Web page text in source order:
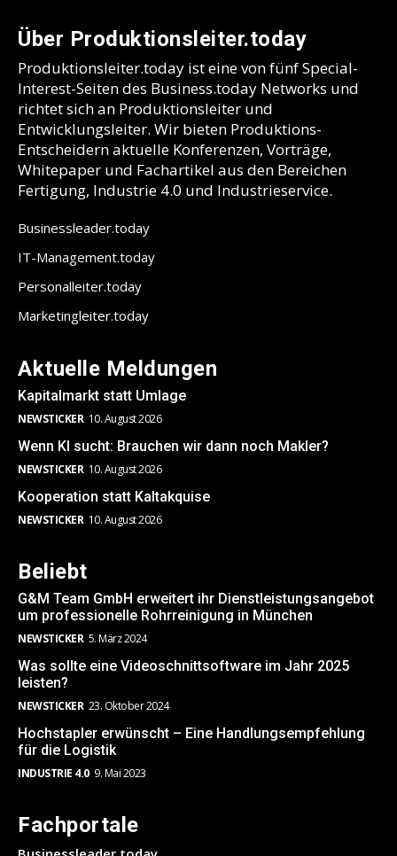
Über Produktionsleiter.today
Produktionsleiter.today ist eine von fünf Special-
Interest-Seiten des Business.today Networks und
richtet sich an Produktionsleiter und
Entwicklungsleiter. Wir bieten Produktions-
Entscheidern aktuelle Konferenzen, Vorträge,
Whitepaper und Fachartikel aus den Bereichen
Fertigung, Industrie 4.0 und Industrieservice.
Businessleader.today
IT-Management.today
Personalleiter.today
Marketingleiter.today
Aktuelle Meldungen
Kapitalmarkt statt Umlage
NEWSTICKER 10. August 2026
Wenn KI sucht: Brauchen wir dann noch Makler?
NEWSTICKER 10. August 2026
Kooperation statt Kaltakquise
NEWSTICKER 10. August 2026
Beliebt
G&M Team GmbH erweitert ihr Dienstleistungsangebot
um professionelle Rohrreinigung in München
NEWSTICKER 5. März 2024
Was sollte eine Videoschnittsoftware im Jahr 2025
leisten?
NEWSTICKER 23. Oktober 2024
Hochstapler erwünscht – Eine Handlungsempfehlung
für die Logistik
INDUSTRIE 4.0 9. Mai 2023
Fachportale